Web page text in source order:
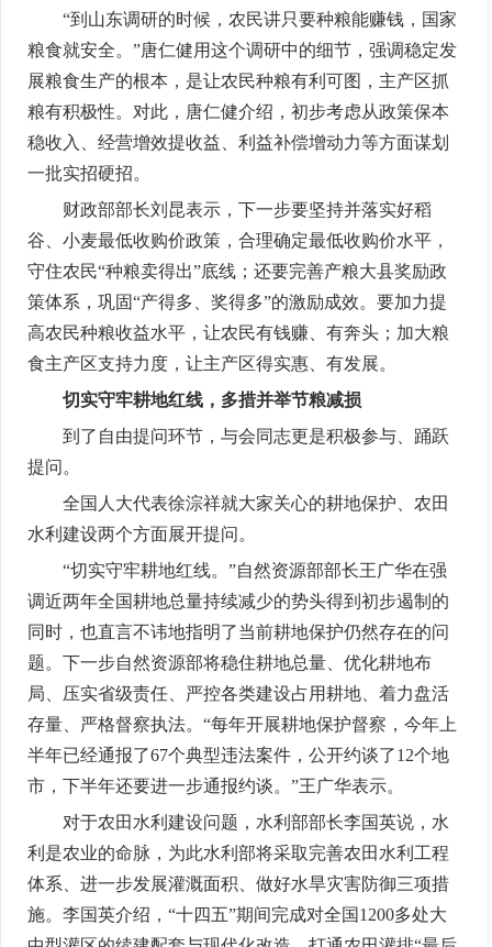
“到山东调研的时候，农民讲只要种粮能赚钱，国家
粮食就安全。”唐仁健用这个调研中的细节，强调稳定发
展粮食生产的根本，是让农民种粮有利可图，主产区抓
粮有积极性。对此，唐仁健介绍，初步考虑从政策保本
稳收入、经营增效提收益、利益补偿增动力等方面谋划
一批实招硬招。
财政部部长刘昆表示，下一步要坚持并落实好稻
谷、小麦最低收购价政策，合理确定最低收购价水平，
守住农民“种粮卖得出”底线；还要完善产粮大县奖励政
策体系，巩固“产得多、奖得多”的激励成效。要加力提
高农民种粮收益水平，让农民有钱赚、有奔头；加大粮
食主产区支持力度，让主产区得实惠、有发展。
切实守牢耕地红线，多措并举节粮减损
到了自由提问环节，与会同志更是积极参与、踊跃
提问。
全国人大代表徐淙祥就大家关心的耕地保护、农田
水利建设两个方面展开提问。
“切实守牢耕地红线。”自然资源部部长王广华在强
调近两年全国耕地总量持续减少的势头得到初步遏制的
同时，也直言不讳地指明了当前耕地保护仍然存在的问
题。下一步自然资源部将稳住耕地总量、优化耕地布
局、压实省级责任、严控各类建设占用耕地、着力盘活
存量、严格督察执法。“每年开展耕地保护督察，今年上
半年已经通报了67个典型违法案件，公开约谈了12个地
市，下半年还要进一步通报约谈。”王广华表示。
对于农田水利建设问题，水利部部长李国英说，水
利是农业的命脉，为此水利部将采取完善农田水利工程
体系、进一步发展灌溉面积、做好水旱灾害防御三项措
施。李国英介绍，“十四五”期间完成对全国1200多处大